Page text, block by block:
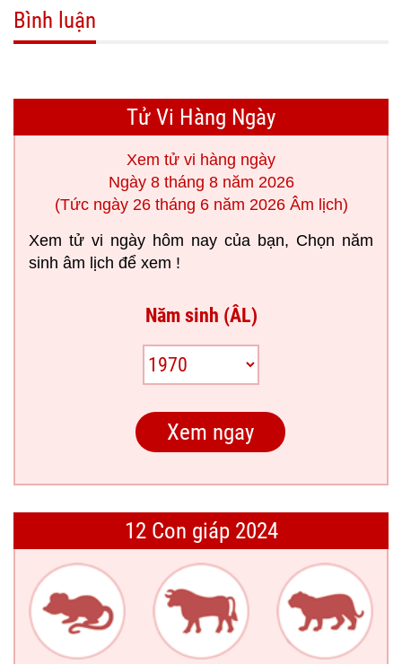
Bình luận
Tử Vi Hàng Ngày
Xem tử vi hàng ngày
Ngày 8 tháng 8 năm 2026
(Tức ngày 26 tháng 6 năm 2026 Âm lịch)
Xem tử vi ngày hôm nay của bạn, Chọn năm
sinh âm lịch để xem !
Năm sinh (ÂL)
12 Con giáp 2024